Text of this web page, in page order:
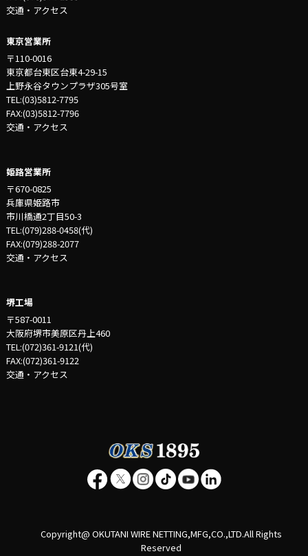
交通・アクセス
東京営業所
〒110-0016
東京都台東区台東4-29-15
上野永谷タウンプラザ305号室
TEL:(03)5812-7795
FAX:(03)5812-7796
交通・アクセス
姫路営業所
〒670-0825
兵庫県姫路市
市川橋通2丁目50-3
TEL:(079)288-0458(代)
FAX:(079)288-2077
交通・アクセス
堺工場
〒587-0011
大阪府堺市美原区丹上460
TEL:(072)361-9121(代)
FAX:(072)361-9122
交通・アクセス
Copyright@ OKUTANI WIRE NETTING,MFG,CO.,LTD.All Rights
Reserved